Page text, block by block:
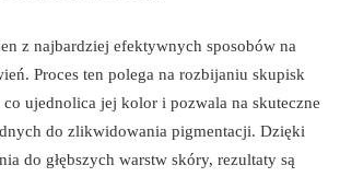
z najbardziej efektywnych sposobów na
Proces ten polega na rozbijaniu skupisk
ujednolica jej kolor i pozwala na skuteczne
do zlikwidowania pigmentacji. Dzięki
do głębszych warstw skóry, rezultaty są